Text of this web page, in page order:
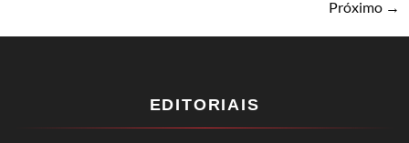
Próximo →
EDITORIAIS